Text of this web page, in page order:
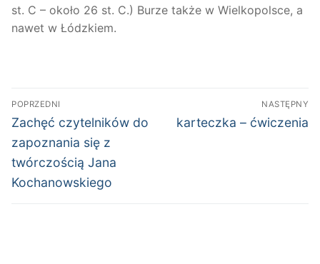
st. C – około 26 st. C.) Burze także w Wielkopolsce, a
nawet w Łódzkiem.
Nawigacja
wpisu
POPRZEDNI
Poprzedni
wpis:
Zachęć czytelników do
zapoznania się z
twórczością Jana
Kochanowskiego
NASTĘPNY
Następny
karteczka – ćwiczenia